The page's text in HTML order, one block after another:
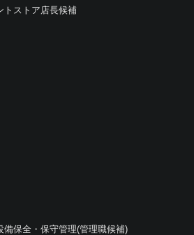
トストア店長候補
備保全・保守管理(管理職候補)